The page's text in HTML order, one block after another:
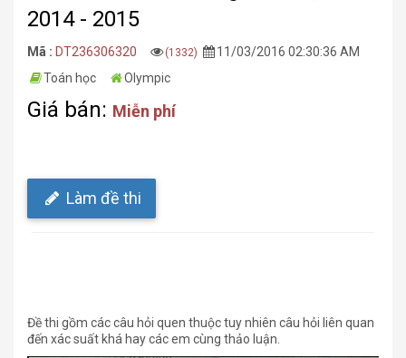
2014 - 2015
Mã : DT236306320 (1332)
11/03/2016 02:30:36 AM
Toán học
Olympic
Giá bán: Miễn phí
Làm đề thi
Đề thi gồm các câu hỏi quen thuộc tuy nhiên câu hỏi liên quan
đến xác suất khá hay các em cùng thảo luận.